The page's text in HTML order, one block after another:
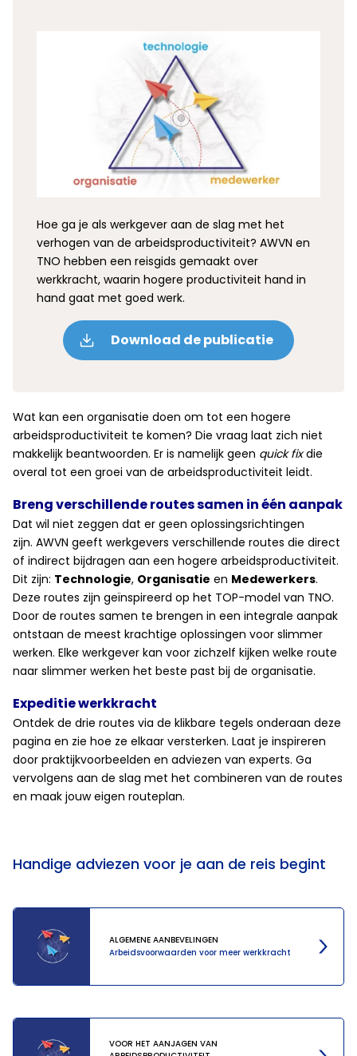
Hoe ga je als werkgever aan de slag met het
verhogen van de arbeidsproductiviteit? AWVN en
TNO hebben een reisgids gemaakt over
werkkracht, waarin hogere productiviteit hand in
hand gaat met goed werk.
Download de publicatie
Wat kan een organisatie doen om tot een hogere
arbeidsproductiviteit te komen? Die vraag laat zich niet
makkelijk beantwoorden. Er is namelijk geen quick fixdie
overal tot een groei van de arbeidsproductiviteit leidt.
Breng verschillende routes samen in één aanpak
Dat wil niet zeggen dat er geen oplossingsrichtingen
zijn. AWVN geeft werkgevers verschillende routes die direct
of indirect bijdragen aan een hogere arbeidsproductiviteit.
Dit zijn: Technologie, Organisatie en Medewerkers.
Deze routes zijn geïnspireerd op het TOP-model van TNO.
Door de routes samen te brengen in een integrale aanpak
ontstaan de meest krachtige oplossingen voor slimmer
werken. Elke werkgever kan voor zichzelf kijken welke route
naar slimmer werken het beste past bij de organisatie.
Expeditie werkkracht
Ontdek de drie routes via de klikbare tegels onderaan deze
pagina en zie hoe ze elkaar versterken. Laat je inspireren
door praktijkvoorbeelden en adviezen van experts. Ga
vervolgens aan de slag met het combineren van de routes
en maak jouw eigen routeplan.
Handige adviezen voor je aan de reis begint
Arbeidsvoorwaarden voor meer werkkracht
ALGEMENE AANBEVELINGEN
VOOR HET AANJAGEN VAN